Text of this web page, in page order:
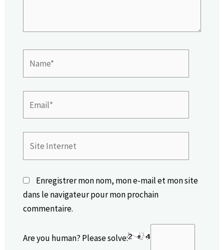
Internet
Enregistrer mon nom, mon e-mail et mon site
dans le navigateur pour mon prochain
commentaire.
Are you human? Please solve: